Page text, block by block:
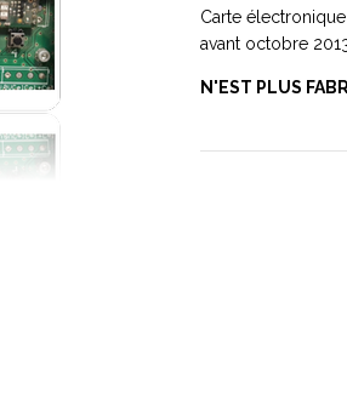
Carte
avant octobre
N'EST PLUS